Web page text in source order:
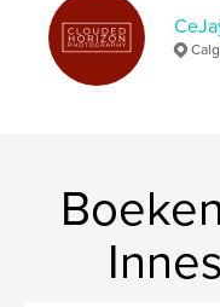
Trefwoorden
120 , 35mm